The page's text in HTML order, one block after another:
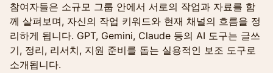
참여자들은 소규모 그룹 안에서 서로의 작업과 자료를 함
께 살펴보며, 자신의 작업 키워드와 현재 채널의 흐름을 정
리하게 됩니다. GPT, Gemini, Claude 등의 AI 도구는 글쓰
기, 정리, 리서치, 지원 준비를 돕는 실용적인 보조 도구로
소개됩니다.